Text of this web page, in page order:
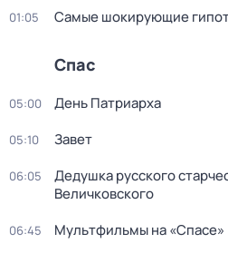
01:05 Самые шoкиpующие
Спас
05:00 День Патриарха
05:10 Завет
06:05
Дедушкa русского
Величковского
06:45 Мультфильмы на «Спасе»